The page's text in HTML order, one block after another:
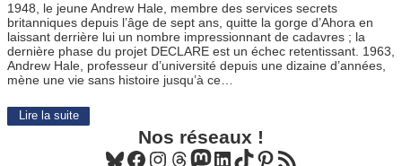
1948, le jeune Andrew Hale, membre des services secrets
britanniques depuis l’âge de sept ans, quitte la gorge d’Ahora en
laissant derrière lui un nombre impressionnant de cadavres ; la
dernière phase du projet DECLARE est un échec retentissant. 1963,
Andrew Hale, professeur d’université depuis une dizaine d’années,
mène une vie sans histoire jusqu’à ce…
Lire la suite
Nos réseaux !
Bluesky Facebook Instagram Threads Mastodon LinkedIn TikTok Pinterest Flux RSS